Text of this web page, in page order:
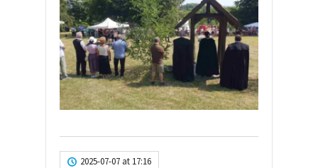
2025-07-07 at 17:16